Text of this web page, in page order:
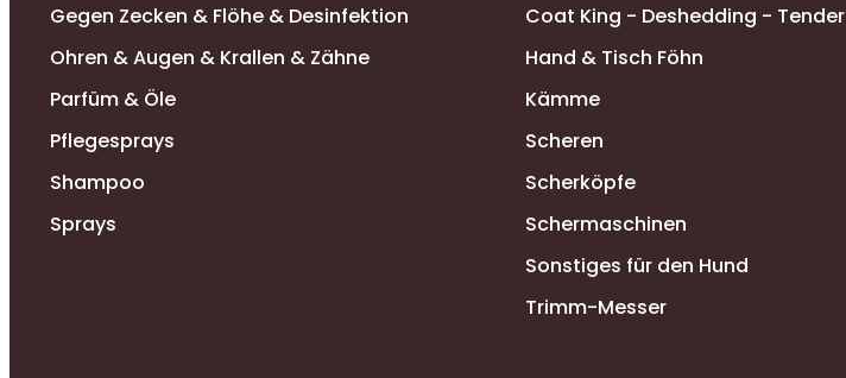
Gegen Zecken & Flöhe & Desinfektion
Ohren & Augen & Krallen & Zähne
Parfüm & Öle
Pflegesprays
Shampoo
Sprays
Coat King - Deshedding - Tender
Hand & Tisch Föhn
Kämme
Scheren
Scherköpfe
Schermaschinen
Sonstiges für den Hund
Trimm-Messer